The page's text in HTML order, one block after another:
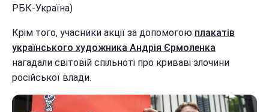
РБК-Україна)
Крім того, учасники акції за допомогою плакатів
українського художника Андрія Єрмоленка
нагадали світовій спільноті про криваві злочини
російської влади.